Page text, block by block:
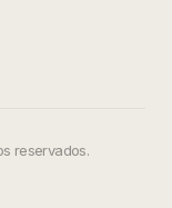
reservados.